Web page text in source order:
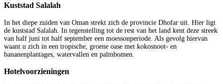
Kuststad Salalah
In het diepe zuiden van Oman strekt zich de provincie Dhofar uit. Hier ligt
de kuststad Salalah. In tegenstelling tot de rest van het land kent deze streek
van half juni tot half september een moessonperiode. Als gevolg hiervan
waant u zich in een tropische, groene oase met kokosnoot- en
bananenplantages, watervallen en palmbomen.
Hotelvoorzieningen